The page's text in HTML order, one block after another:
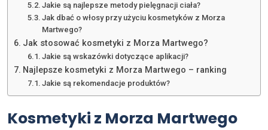
Jakie są najlepsze metody pielęgnacji ciała?
Jak dbać o włosy przy użyciu kosmetyków z Morza
Martwego?
Jak stosować kosmetyki z Morza Martwego?
Jakie są wskazówki dotyczące aplikacji?
Najlepsze kosmetyki z Morza Martwego – ranking
Jakie są rekomendacje produktów?
Kosmetyki z Morza Martwego